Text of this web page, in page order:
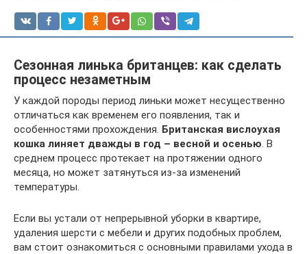
Сезонная линька британцев: как сделать
процесс незаметным
У каждой породы период линьки может несущественно
отличаться как временем его появления, так и
особенностями прохождения. Британская вислоухая
кошка линяет дважды в год – весной и осенью. В
среднем процесс протекает на протяжении одного
месяца, но может затянуться из-за изменений
температуры.
Если вы устали от непрерывной уборки в квартире,
удаления шерсти с мебели и других подобных проблем,
вам стоит ознакомиться с основными правилами ухода в